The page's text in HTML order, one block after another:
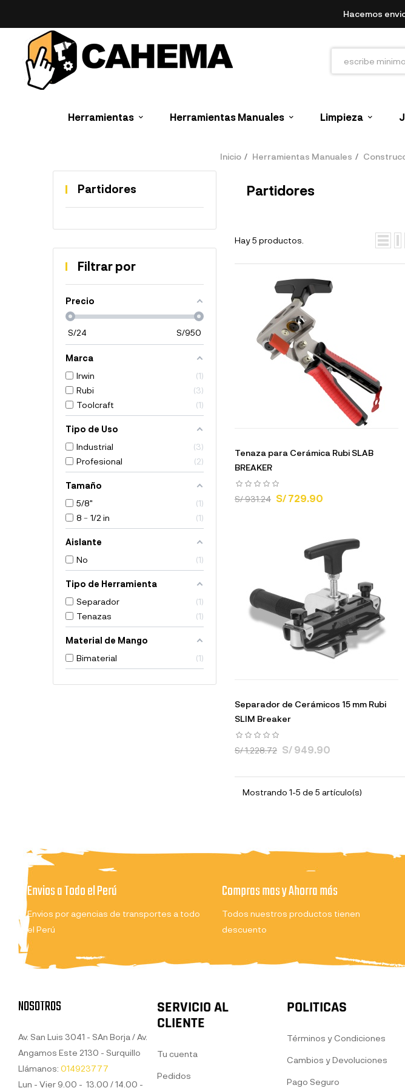
Hacemos
Herramientas Herramientas Manuales Limpieza
Inicio Herramientas Manuales
Partidores
Filtrar por
Precio
S/24 S/950
Marca
Irwin
1
Rubi
3
Toolcraft
1
Tipo de Uso
Industrial
3
Profesional
2
Tamaño
5/8"
1
8﹣1/2 in
1
Aislante
No
1
Tipo de Herramienta
Separador
1
Tenazas
1
Material de Mango
Bimaterial
1
Partidores
Hay 5 productos.
Tenaza para Cerámica Rubi SLAB
BREAKER
S/ 931.24 S/ 729.90
Separador de Cerámicos 15 mm Rubi
SLIM Breaker
S/ 1,228.72 S/ 949.90
Mostrando 1-5 de 5 artículo(s)
Envios a Todo el Perú
Envios por agencias de transportes a todo
el Perú
Compras mas y Ahorra más
Todos nuestros productos tienen
descuento
NOSOTROS
Av. San Luis 3041 - SAn Borja / Av.
Angamos Este 2130 - Surquillo
Llámanos: 014923777
Lun - Vier 9.00 - 13.00 / 14.00 -
SERVICIO AL
CLIENTE
Tu cuenta
Pedidos
POLITICAS
Términos y Condiciones
Cambios y Devoluciones
Pago Seguro